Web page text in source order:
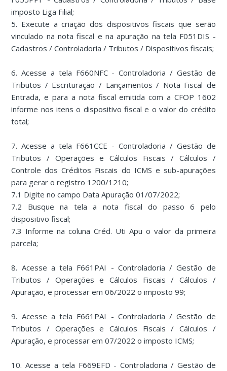
imposto Liga Filial;
5. Execute a criação dos dispositivos fiscais que serão
vinculado na nota fiscal e na apuração na tela F051DIS -
Cadastros / Controladoria / Tributos / Dispositivos fiscais;
6. Acesse a tela F660NFC - Controladoria / Gestão de
Tributos / Escrituração / Lançamentos / Nota Fiscal de
Entrada, e para a nota fiscal emitida com a CFOP 1602
informe nos itens o dispositivo fiscal e o valor do crédito
total;
7. Acesse a tela F661CCE - Controladoria / Gestão de
Tributos / Operações e Cálculos Fiscais / Cálculos /
Controle dos Créditos Fiscais do ICMS e sub-apurações
para gerar o registro 1200/1210;
7.1 Digite no campo Data Apuração 01/07/2022;
7.2 Busque na tela a nota fiscal do passo 6 pelo
dispositivo fiscal;
7.3 Informe na coluna Créd. Uti Apu o valor da primeira
parcela;
8. Acesse a tela F661PAI - Controladoria / Gestão de
Tributos / Operações e Cálculos Fiscais / Cálculos /
Apuração, e processar em 06/2022 o imposto 99;
9. Acesse a tela F661PAI - Controladoria / Gestão de
Tributos / Operações e Cálculos Fiscais / Cálculos /
Apuração, e processar em 07/2022 o imposto ICMS;
10. Acesse a tela F669EFD - Controladoria / Gestão de